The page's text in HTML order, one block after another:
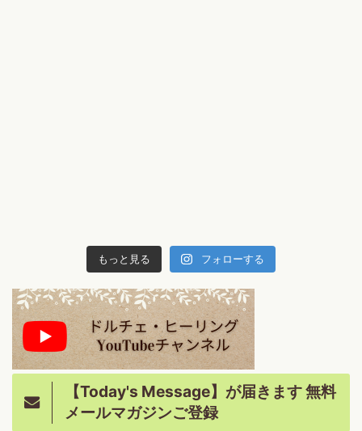
もっと見る フォローする
【Today's Message】が届きます 無料
メールマガジンご登録